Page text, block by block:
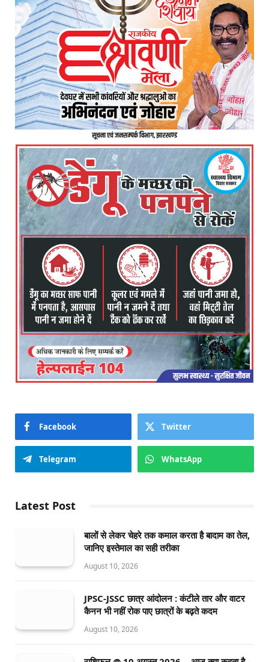
Facebook Twitter
Telegram WhatsApp
Latest Post
बालों से लेकर चेहरे तक कमाल करता है बादाम का तेल,
जानिए इस्तेमाल का सही तरीका
August 10, 2026
JPSC-JSSC छात्र आंदोलन : कंटीले तार और वाटर
कैनन भी नहीं रोक पाए छात्रों के बढ़ते कदम
August 10, 2026